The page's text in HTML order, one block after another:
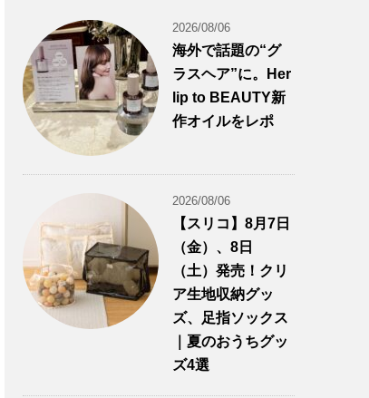
2026/08/06
海外で話題の“グ
ラスヘア”に。Her
lip to BEAUTY新
作オイルをレポ
2026/08/06
【スリコ】8月7日
（金）、8日
（土）発売！クリ
ア生地収納グッ
ズ、足指ソックス
｜夏のおうちグッ
ズ4選